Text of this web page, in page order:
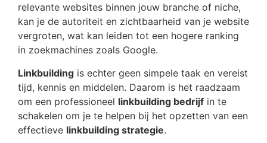
relevante websites binnen jouw branche of niche,
kan je de autoriteit en zichtbaarheid van je website
vergroten, wat kan leiden tot een hogere ranking
in zoekmachines zoals Google.
Linkbuilding is echter geen simpele taak en vereist
tijd, kennis en middelen. Daarom is het raadzaam
om een professioneel linkbuilding bedrijf in te
schakelen om je te helpen bij het opzetten van een
effectieve linkbuilding strategie.